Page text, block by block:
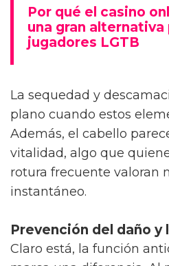
Por qué el casino
una gran alternativa
jugadores LGTB
La sequedad y
plano cuando estos
Además, el cabello
vitalidad, algo que
rotura frecuente valoran
instantáneo.
Prevención del daño y
Claro está, la función